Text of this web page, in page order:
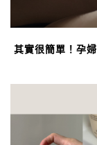
其實很簡單！孕